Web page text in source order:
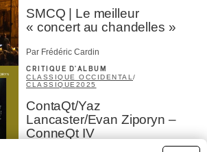
SMCQ | Le meilleur
« concert au chandelles »
Par Frédéric Cardin
CRITIQUE D'ALBUM
CLASSIQUE OCCIDENTAL /
CLASSIQUE 2025
ContaQt/Yaz
Lancaster/Evan Ziporyn –
ConneQt IV